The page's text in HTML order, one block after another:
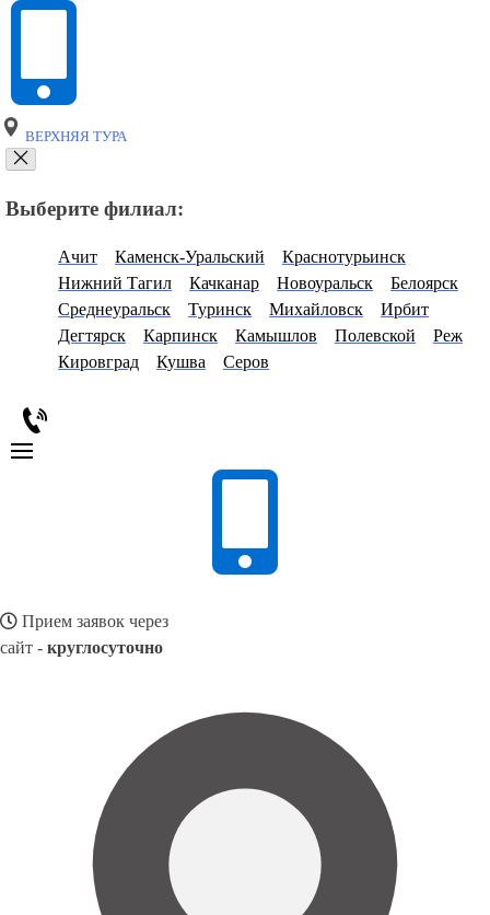
ВЕРХНЯЯ ТУРА
Выберите филиал:
Ачит Каменск-Уральский
Краснотурьинск
Нижний Тагил
Качканар Новоуральск
Белоярск
Среднеуральск
Туринск Михайловск
Ирбит
Дегтярск
Карпинск Камышлов Полевской
Реж
Кировград
Кушва Серов
Прием заявок через
сайт - круглосуточно